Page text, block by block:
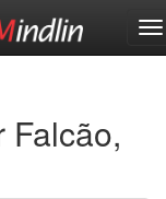
Falcão,